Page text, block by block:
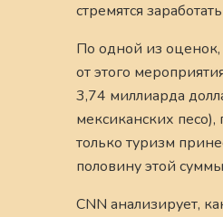
стремятся
По одной из оценок,
от этого
3,74 миллиарда
мексиканских песо),
только туризм
половину этой
CNN анализирует,